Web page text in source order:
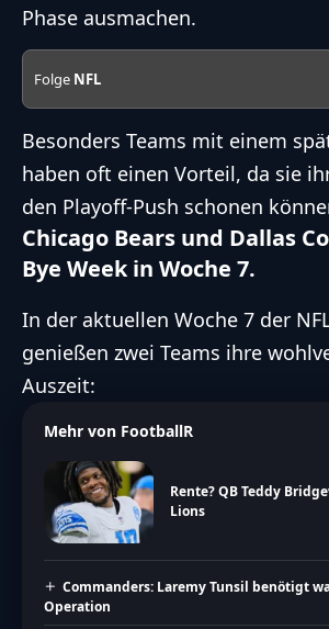
Phase ausmachen.
Folge NFL
Besonders Teams mit einem
haben oft einen Vorteil, da sie
den Playoff-Push schonen
Chicago Bears und Dallas
Bye Week in Woche 7.
In der aktuellen Woche 7 der
genießen zwei Teams ihre
Auszeit:
Mehr von FootballR
Rente? QB Teddy
Lions
Commanders: Laremy Tunsil benötigt
Operation